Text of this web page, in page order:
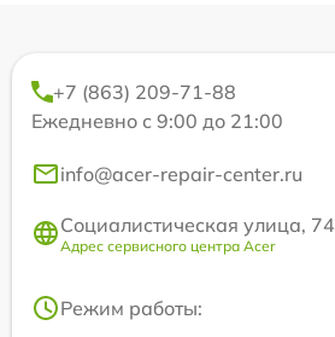
+7 (863) 209-71-88
Ежедневно с 9:00 до 21:00
info@acer-repair-center.ru
Социалистическая улица, 74
Адрес сервисного центра Acer
Режим работы: